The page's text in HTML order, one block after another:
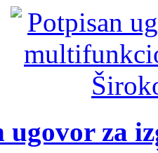
ugovor za